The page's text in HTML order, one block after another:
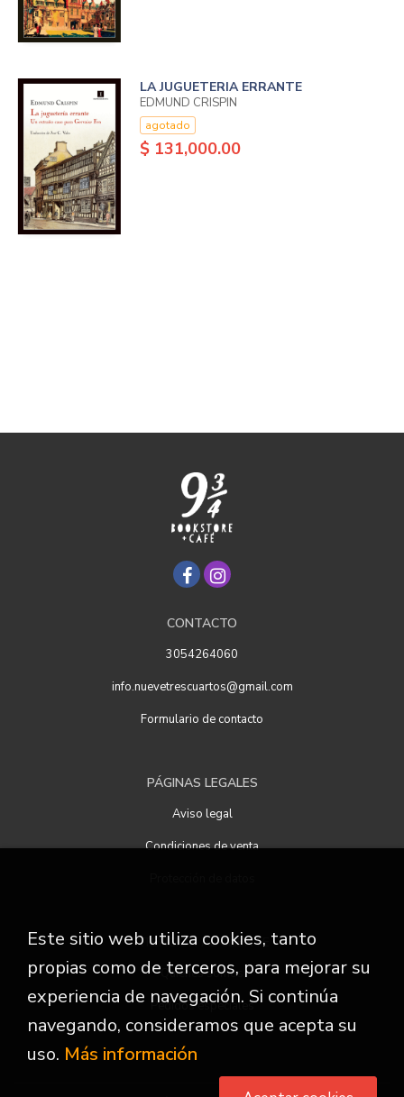
LA JUGUETERIA ERRANTE
EDMUND CRISPIN
agotado
$ 131,000.00
CONTACTO
3054264060
info.nuevetrescuartos@gmail.com
Formulario de contacto
PÁGINAS LEGALES
Aviso legal
Condiciones de venta
ATENCIÓN AL CLIENTE
Quiénes somos
Pedidos especiales
Este sitio web utiliza cookies, tanto
propias como de terceros, para mejorar su
experiencia de navegación. Si continúa
navegando, consideramos que acepta su
uso. Más información